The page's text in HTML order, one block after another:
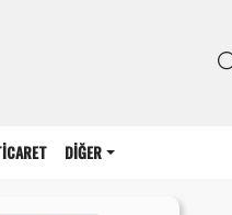
DİĞER